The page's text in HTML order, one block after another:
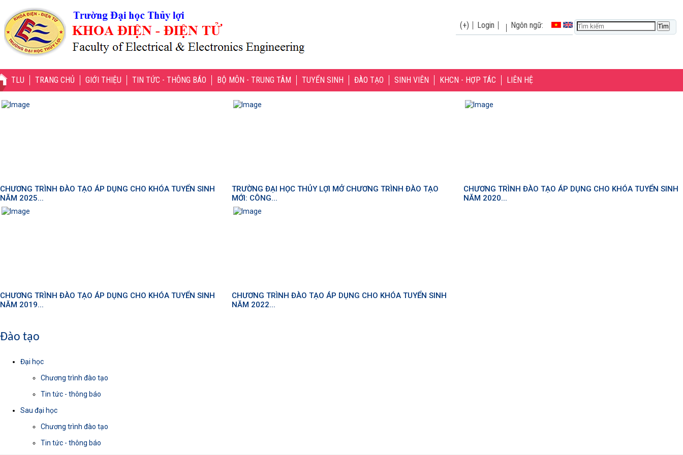
(+) Login Ngôn ngữ:
TLU TRANG CHỦ GIỚI THIỆU TIN TỨC - THÔNG BÁO BỘ MÔN - TRUNG TÂM TUYỂN SINH ĐÀO TẠO SINH VIÊN KHCN - HỢP TÁC LIÊN HỆ
CHƯƠNG TRÌNH ĐÀO TẠO ÁP DỤNG CHO KHÓA TUYỂN SINH
NĂM 2025...
TRƯỜNG ĐẠI HỌC THỦY LỢI MỞ CHƯƠNG TRÌNH ĐÀO TẠO
MỚI: CÔNG...
CHƯƠNG TRÌNH ĐÀO TẠO ÁP DỤNG CHO KHÓA TUYỂN SINH
NĂM 2020...
CHƯƠNG TRÌNH ĐÀO TẠO ÁP DỤNG CHO KHÓA TUYỂN SINH
NĂM 2019...
CHƯƠNG TRÌNH ĐÀO TẠO ÁP DỤNG CHO KHÓA TUYỂN SINH
NĂM 2022...
Đào tạo
Đại học
Chương trình đào tạo
Tin tức - thông báo
Sau đại học
Chương trình đào tạo
Tin tức - thông báo